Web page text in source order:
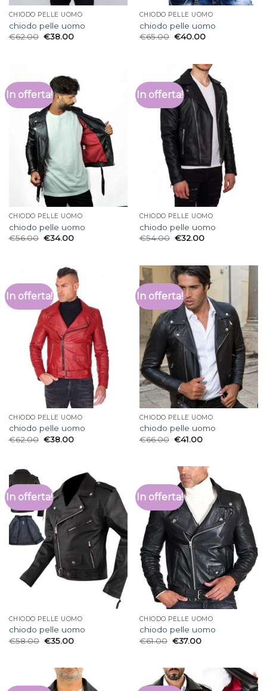
CHIODO PELLE UOMO
chiodo pelle uomo
€62.00 €38.00
CHIODO PELLE UOMO
chiodo pelle uomo
€65.00 €40.00
In offerta!
CHIODO PELLE UOMO
chiodo pelle uomo
€56.00 €34.00
In offerta!
CHIODO PELLE UOMO
chiodo pelle uomo
€54.00 €32.00
In offerta!
CHIODO PELLE UOMO
chiodo pelle uomo
€62.00 €38.00
In offerta!
CHIODO PELLE UOMO
chiodo pelle uomo
€66.00 €41.00
In offerta!
CHIODO PELLE UOMO
chiodo pelle uomo
€58.00 €35.00
In offerta!
CHIODO PELLE UOMO
chiodo pelle uomo
€61.00 €37.00